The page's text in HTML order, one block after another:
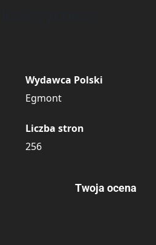
Wydawca Polski
Egmont
Liczba stron
256
Twoja ocena